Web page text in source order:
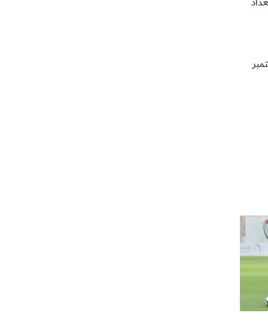
، على أن تنطلق منافسات بقية المجموعات يوم 18 سبتمبر